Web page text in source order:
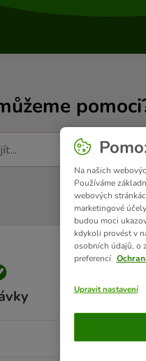
Na našich
Používáme
webových
marketingové
budou moci
kdykoli provést v
osobních údajů, o
preferencí
Upravit nastavení